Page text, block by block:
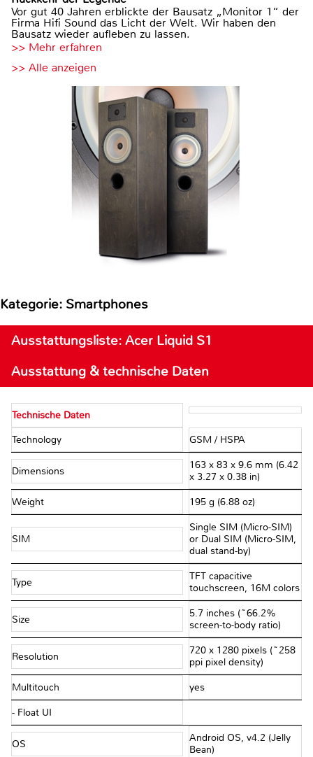
Vor gut 40 Jahren erblickte der Bausatz „Monitor 1“ der
Firma Hifi Sound das Licht der Welt. Wir haben den
Bausatz wieder aufleben zu lassen.
>> Mehr erfahren
>> Alle anzeigen
Kategorie: Smartphones
Ausstattungsliste: Acer Liquid S1
Ausstattung & technische Daten
Technische Daten
Technology GSM / HSPA
Dimensions
163 x 83 x 9.6 mm (6.42
x 3.27 x 0.38 in)
Weight 195 g (6.88 oz)
SIM
Single SIM (Micro-SIM)
or Dual SIM (Micro-SIM,
dual stand-by)
Type
TFT capacitive
touchscreen, 16M colors
Size
5.7 inches (~66.2%
screen-to-body ratio)
Resolution
720 x 1280 pixels (~258
ppi pixel density)
Multitouch yes
- Float UI
OS
Android OS, v4.2 (Jelly
Bean)